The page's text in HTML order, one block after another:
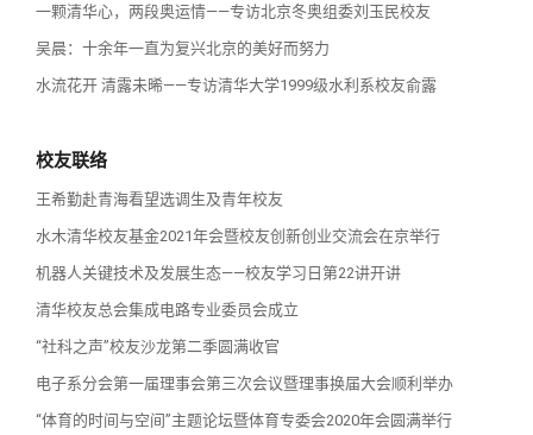
一颗清华心，两段奥运情——专访北京冬奥组委刘玉民校友
吴晨：十余年一直为复兴北京的美好而努力
水流花开 清露未晞——专访清华大学1999级水利系校友俞露
校友联络
王希勤赴青海看望选调生及青年校友
水木清华校友基金2021年会暨校友创新创业交流会在京举行
机器人关键技术及发展生态——校友学习日第22讲开讲
清华校友总会集成电路专业委员会成立
“社科之声”校友沙龙第二季圆满收官
电子系分会第一届理事会第三次会议暨理事换届大会顺利举办
“体育的时间与空间”主题论坛暨体育专委会2020年会圆满举行